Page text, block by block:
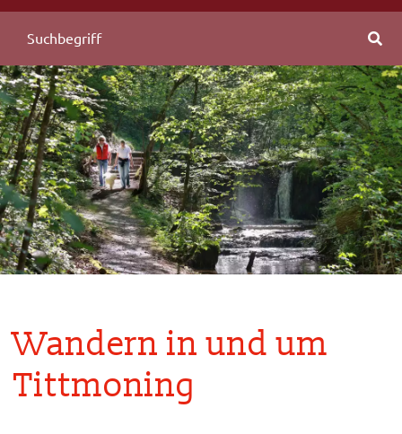
Wandern in und um
Tittmoning